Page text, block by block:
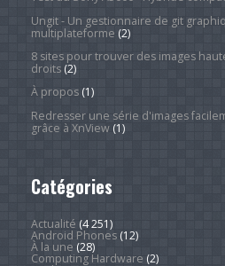
Ungit - Un gestionnaire de git
multiplateforme (2)
8 sites pour trouver des images
droits(2)
À propos(1)
Redresser une série d'images
grâce à XnView(1)
Catégories
Actualité (4 251)
Android Phones(12)
À la une (28)
Computing Hardware (2)